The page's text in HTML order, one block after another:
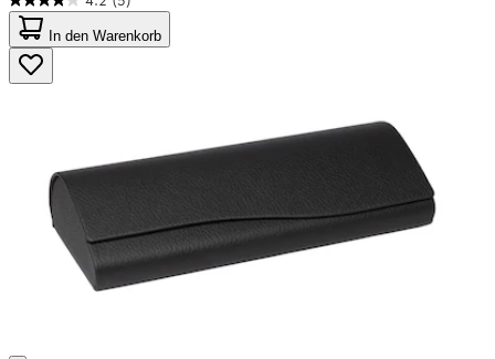
4.2
von
5
Sternen.
5
In den Warenkorb